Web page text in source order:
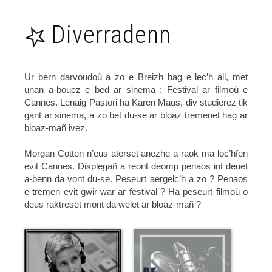
Eus ur
remziad
France
Bro Alré,
Gouil Bamdé
Yann-
Charlez
Kaodal
Kanour Noz
- Elodie
Brezhoneg -
Lichess,
Diverradenn
Ur bern darvoudoù a zo e Breizh hag e lec’h all, met
unan a-bouez e bed ar sinema : Festival ar filmoù e
Cannes. Lenaig Pastori ha Karen Maus, div studierez tik
gant ar sinema, a zo bet du-se ar bloaz tremenet hag ar
bloaz-mañ ivez.
Morgan Cotten n’eus aterset anezhe a-raok ma loc’hfen
evit Cannes. Displegañ a reont deomp penaos int deuet
a-benn da vont du-se. Peseurt aergelc’h a zo ? Penaos
e tremen evit gwir war ar festival ? Ha peseurt filmoù o
deus raktreset mont da welet ar bloaz-mañ ?